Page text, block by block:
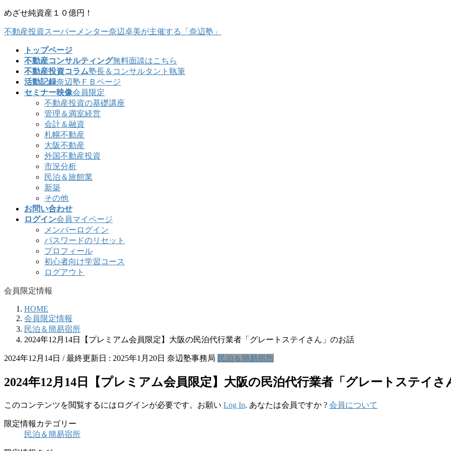
コ
テ
ナ
ゲ
めざせ純資産１０億円！
不動産投資スーパーメンター奈辺卓美が主催する「奈辺塾」
トップページ
不動産コンサルティング無料面談はこちら
不動産投資コラム塾長＆コンサルタント執筆
活動記録奈辺塾ＦＢページ
セミナー映像会員限定
不動産投資の基礎講座
管理＆満室経営
会計＆融資
札幌不動産
大阪不動産
外国不動産投資
市況分析
民泊＆旅館業
新築
その他
お問い合わせ
ログイン会員マイページ
メンバーログイン
パスワードのリセット
プロフィール
初心者向け学習コース
ログアウト
会員限定情報
HOME
会員限定情報
民泊＆簡易宿所
2024年12月14日【プレミアム会員限定】大阪の民泊代行業者「グレートステイさん」のお話
2024年12月14日 / 最終更新日 : 2025年1月20日 奈辺塾事務局 民泊＆簡易宿所
2024年12月14日【プレミアム会員限定】大阪の民泊代行業者「グレートステイさ
このコンテンツを閲覧するにはログインが必要です。お願い Log In. あなたは会員ですか ? 会員について
限定情報カテゴリー
民泊＆簡易宿所